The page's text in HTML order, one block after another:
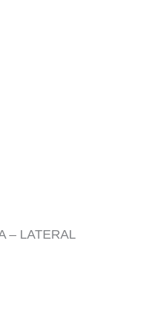
– LATERAL